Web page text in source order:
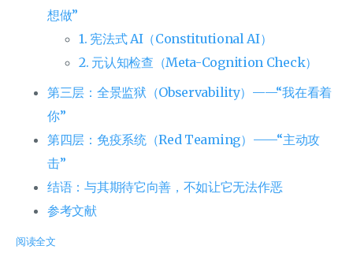
想做”
1. 宪法式 AI（Constitutional AI）
2. 元认知检查（Meta-Cognition Check）
第三层：全景监狱（Observability）——“我在看着
你”
第四层：免疫系统（Red Teaming）——“主动攻
击”
结语：与其期待它向善，不如让它无法作恶
参考文献
阅读全文